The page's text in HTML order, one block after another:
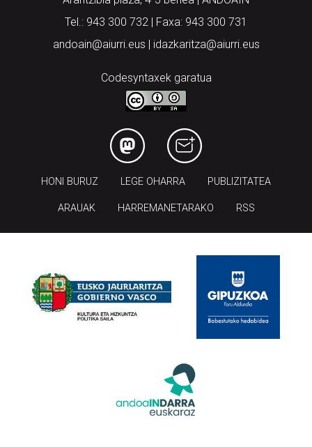
Tel.: 943 300 732 | Faxa: 943 300 731
andoain@aiurri.eus | idazkaritza@aiurri.eus
Codesyntaxek garatua
HONI BURUZ LEGE OHARRA PUBLIZITATEA
ARAUAK HARREMANETARAKO RSS